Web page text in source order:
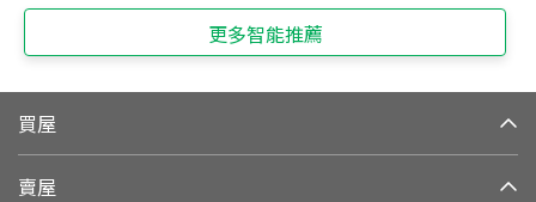
更多智能推薦
買屋
賣屋